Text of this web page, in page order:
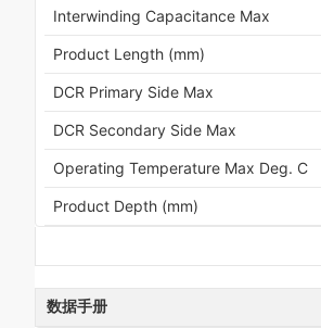
Interwinding Capacitance Max
Product Length (mm)
DCR Primary Side Max
DCR Secondary Side Max
Operating Temperature Max Deg. C
Product Depth (mm)
数据手册